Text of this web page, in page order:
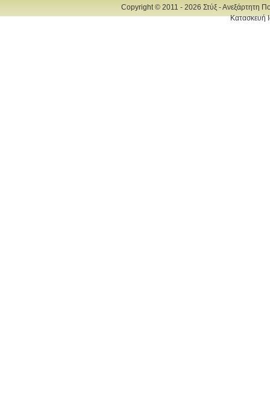
Copyright © 2011 - 2026 Στύξ - Ανεξάρτητη
Κατασκευή